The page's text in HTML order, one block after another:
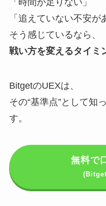
「追えていない不安が
そう感じているなら、
戦い方を変えるタイミ
BitgetのUEXは、
その“基準点”として知
す。
無料で